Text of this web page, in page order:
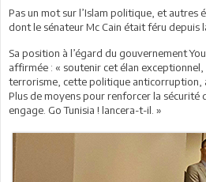
Pas un mot sur l’Islam politique, et autres
dont le sénateur Mc Cain était féru depuis
Sa position à l’égard du gouvernement
affirmée : « soutenir cet élan
terrorisme, cette politique anticorruption,
Plus de moyens pour renforcer la sécurité
engage. Go Tunisia ! lancera-t-il. »